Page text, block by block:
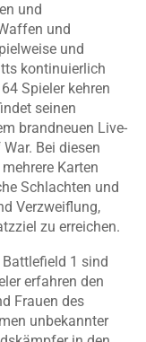
und
und
und
kontinuierlich
Spieler kehren
seinen
brandneuen Live-
Bei diesen
Karten
Schlachten und
Verzweiflung,
zu erreichen.
1 sind
erfahren den
Frauen des
unbekannter